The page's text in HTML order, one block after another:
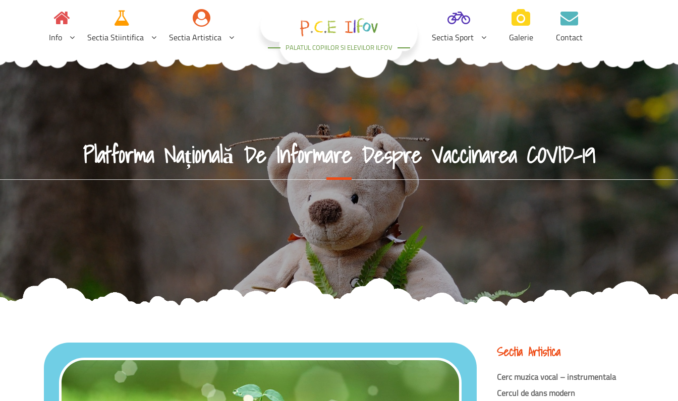
Info Sectia Stiintifica Sectia Artistica
PALATUL COPIILOR SI ELEVILOR ILFOV
Sectia Sport Galerie Contact
Platforma Națională De Informare Despre Vaccinarea COVID-19
Sectia Artistica
Cerc muzica vocal – instrumentala
Cercul de dans modern